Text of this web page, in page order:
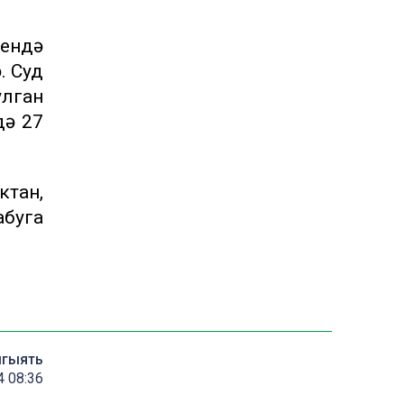
Суд
27
08:36